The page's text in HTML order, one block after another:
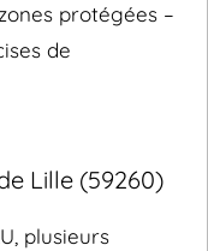
protégées –
de
Lille (59260)
plusieurs